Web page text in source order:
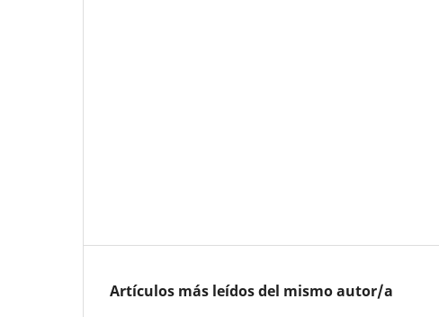
Artículos más leídos del mismo autor/a